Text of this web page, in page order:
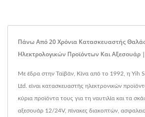
Πάνω Από 20 Χρόνια Κατασκευαστής
Ηλεκτρολογικών Προϊόντων Και Αξεσουάρ
Με έδρα στην Ταϊβάν, Κίνα από το 1992, η Yih
Ltd. είναι κατασκευαστής ηλεκτρονικών
κύρια προϊόντα τους για τη ναυτιλία και τα
αξεσουάρ 12/24V, πίνακες διακοπτών,